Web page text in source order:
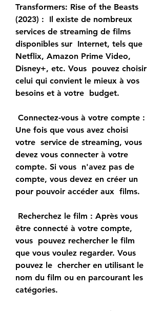
Transformers: Rise of the Beasts
(2023) :  Il existe de nombreux
services de streaming de films
disponibles sur  Internet, tels que
Netflix, Amazon Prime Video,
Disney+, etc. Vous  pouvez choisir
celui qui convient le mieux à vos
besoins et à votre  budget.
Une fois que vous avez choisi
votre  service de streaming, vous
devez vous connecter à votre
compte. Si vous  n'avez pas de
compte, vous devez en créer un
pour pouvoir accéder aux  films.
être connecté à votre compte,
vous  pouvez rechercher le film
que vous voulez regarder. Vous
pouvez le  chercher en utilisant le
nom du film ou en parcourant les
catégories.